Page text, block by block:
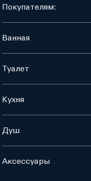
Покупателям:
Ванная
Туалет
Кухня
Душ
Аксессуары